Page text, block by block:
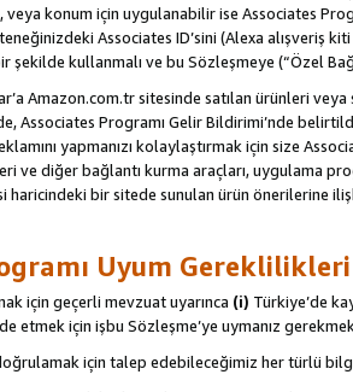
konum için uygulanabilir ise Associates
Associates ID’sini (Alexa alışveriş
şekilde kullanmalı ve bu Sözleşmeye (“Özel
Amazon.com.tr sitesinde satılan ürünleri
Associates Programı Gelir Bildirimi’nde
yapmanızı kolaylaştırmak için size
ve diğer bağlantı kurma araçları, uygulama
haricindeki bir sitede sunulan ürün önerilerine
Uyum Gereklilikleri
için geçerli mevzuat uyarınca (i) Türkiye’de
etmek için işbu Sözleşme’ye uymanız
için talep edebileceğimiz her türlü